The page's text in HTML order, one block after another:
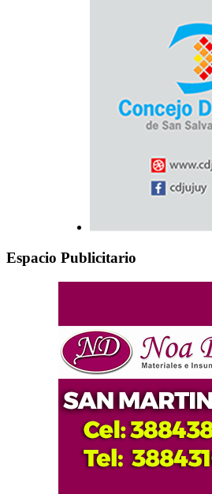
Espacio Publicitario